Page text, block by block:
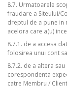
8.7. Urmatoarele
fraudare a Siteului/
dreptul de a pune in
acelora care a(u)
8.7.1. de a accesa
folosirea unui cont
8.7.2. de a altera
corespondenta
catre Membru /